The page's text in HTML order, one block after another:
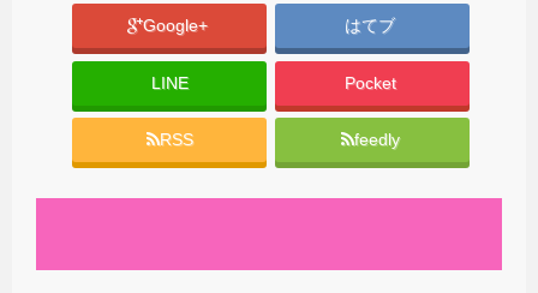
Google+ はてブ
LINE Pocket
RSS feedly